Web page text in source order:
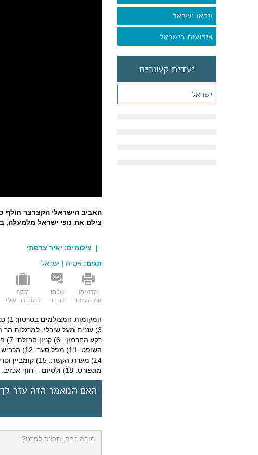
וידאו ישראל
אירועים בישראל
יעדים קשורים
ישראל
האביב הישראלי הקצרצר חולף
צילם את נופי ישראל מלמעלה,
| צילומים: יאיר צרפתי
תגים: אסיה | ישראל
הדפיסו
את העמוד
שלחו
לחבר
הוסף
למזוודה שלי
מונפורט. 18) ולסיום – חוף אכזיב.
האם המאמר הזה עזר